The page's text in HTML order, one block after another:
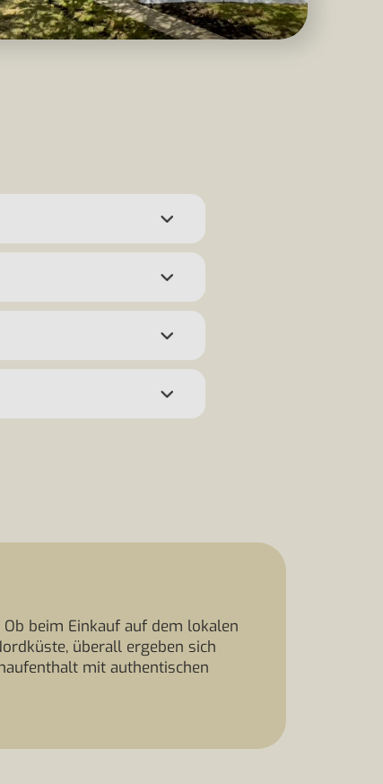
Ob beim Einkauf auf dem lokalen
überall ergeben sich
mit authentischen